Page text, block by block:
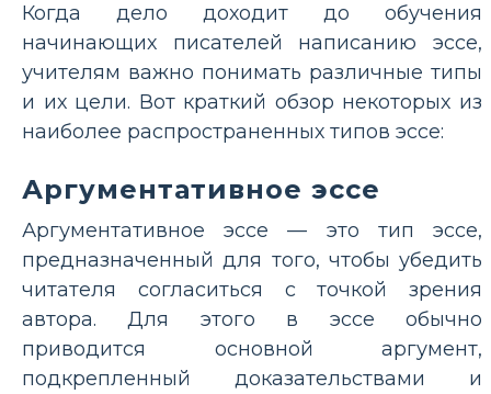
Когда дело доходит до обучения
начинающих писателей написанию эссе,
учителям важно понимать различные типы
и их цели. Вот краткий обзор некоторых из
наиболее распространенных типов эссе:
Аргументативное эссе
Аргументативное эссе — это тип эссе,
предназначенный для того, чтобы убедить
читателя согласиться с точкой зрения
автора. Для этого в эссе обычно
приводится основной аргумент,
подкрепленный доказательствами и